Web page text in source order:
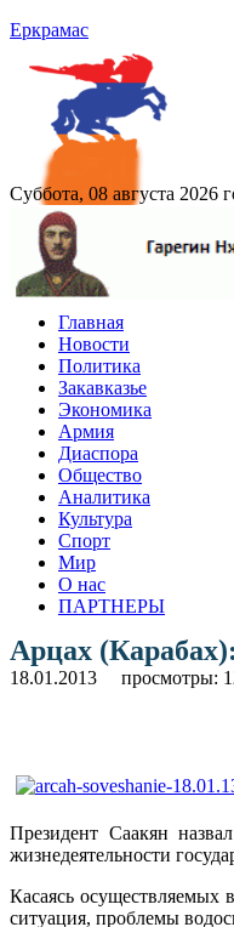
Еркрамас
Суббота, 08 августа 2026
Главная
Новости
Политика
Закавказье
Экономика
Армия
Диаспора
Общество
Аналитика
Культура
Спорт
Мир
О нас
ПАРТНЕРЫ
Арцах
18.01.2013 просмотры:
Президент Саакян
жизнедеятельности
Касаясь осуществляемых
ситуация, проблемы